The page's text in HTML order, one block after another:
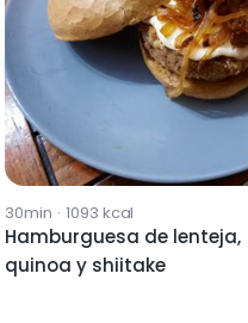
30min · 1093 kcal
Hamburguesa de lenteja,
quinoa y shiitake